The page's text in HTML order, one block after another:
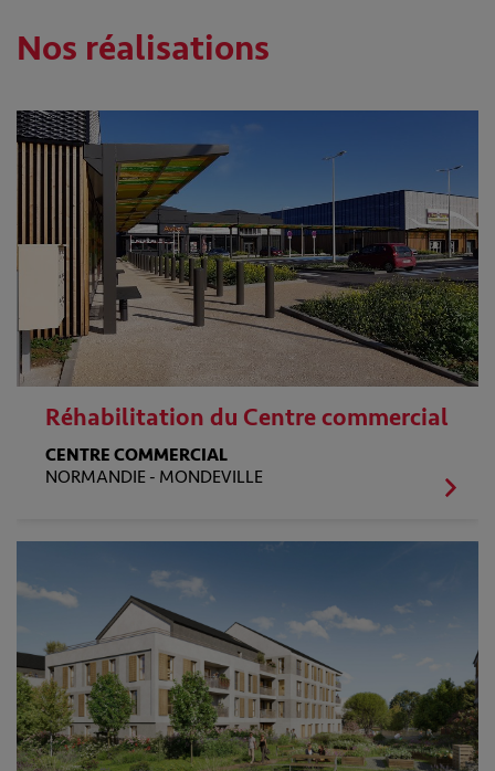
Nos réalisations
Réhabilitation du Centre commercial
CENTRE COMMERCIAL
NORMANDIE - MONDEVILLE